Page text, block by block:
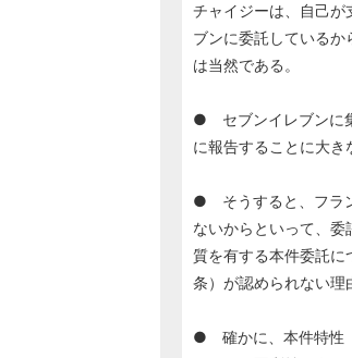
チャイジーは、自己が
ブンに委託している
は当然である。
● セブンイレブンに
に報告することに大
● そうすると、フラ
ないからといって、
質を有する本件委託に
条）が認められない理
● 確かに、本件特性